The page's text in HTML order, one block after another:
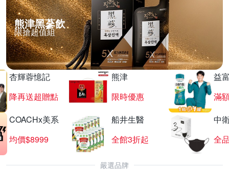
熊津黑蔘飲
限搶超值組
杏輝蓉憶記
降再送超贈點
熊津
限時優惠
益
滿
COACHx美系
均價$8999
船井生醫
全館3折起
中
全
嚴選品牌